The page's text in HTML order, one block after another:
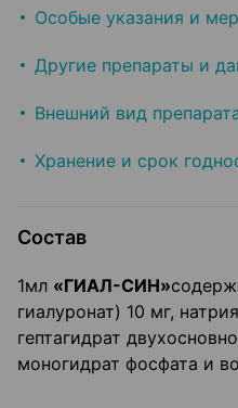
Особые указания и
Другие препараты и
Внешний вид
Хранение и срок
Состав
1мл «ГИАЛ-СИН»
гиалуронат) 10 мг,
гептагидрат
моногидрат фосфата и